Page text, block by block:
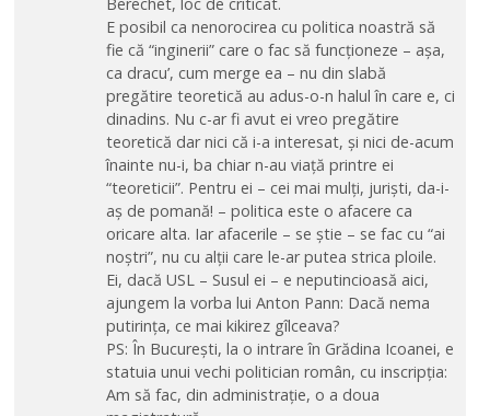
Berechet, loc de criticat.
E posibil ca nenorocirea cu politica noastră să
fie că “inginerii” care o fac să funcționeze – așa,
ca dracu’, cum merge ea – nu din slabă
pregătire teoretică au adus-o-n halul în care e, ci
dinadins. Nu c-ar fi avut ei vreo pregătire
teoretică dar nici că i-a interesat, și nici de-acum
înainte nu-i, ba chiar n-au viață printre ei
“teoreticii”. Pentru ei – cei mai mulți, juriști, da-i-
aș de pomană! – politica este o afacere ca
oricare alta. Iar afacerile – se știe – se fac cu “ai
noștri”, nu cu alții care le-ar putea strica ploile.
Ei, dacă USL – Susul ei – e neputincioasă aici,
ajungem la vorba lui Anton Pann: Dacă nema
putirința, ce mai kikirez gîlceava?
PS: În București, la o intrare în Grădina Icoanei, e
statuia unui vechi politician român, cu inscripția:
Am să fac, din administrație, o a doua